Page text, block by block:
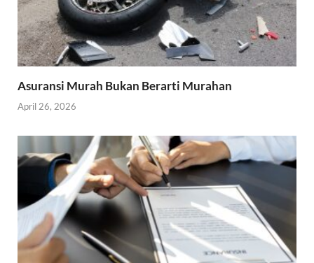
Asuransi Murah Bukan Berarti Murahan
April 26, 2026